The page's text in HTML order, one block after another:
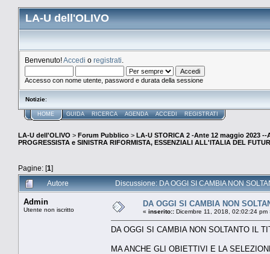
LA-U dell'OLIVO
Benvenuto!Accedi o registrati
Accesso con nome utente, password e durata della sessione
Notizie:
HOME GUIDA RICERCA AGENDA ACCEDI REGISTRATI
LA-U dell'OLIVO > Forum Pubblico > LA-U STORICA 2 -Ante 12 maggio 2023 --
PROGRESSISTA e SINISTRA RIFORMISTA, ESSENZIALI ALL'ITALIA DEL
Pagine: [1]
Autore
Discussione: DA OGGI SI CAMBIA NON
Admin
Utente non iscritto
DA OGGI SI CAMBIA NON
« inserito:: Dicembre 11, 2018, 02:02:24 pm
DA OGGI SI CAMBIA NON SOLTANTO IL
MA ANCHE GLI OBIETTIVI E LA